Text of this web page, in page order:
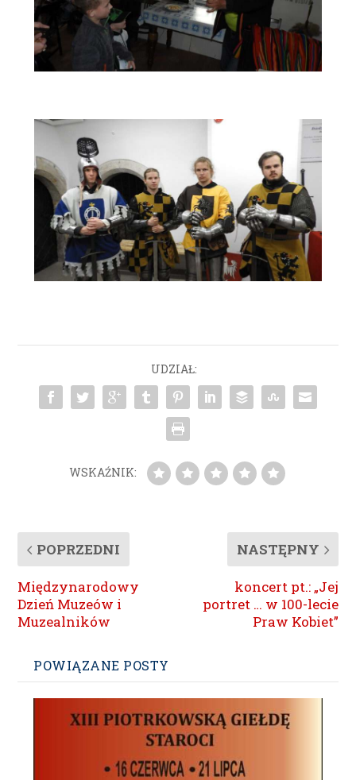
UDZIAŁ:
WSKAŹNIK:
POPRZEDNI
Międzynarodowy
Dzień Muzeów i
Muzealników
NASTĘPNY
koncert pt.: „Jej
portret … w 100-lecie
Praw Kobiet”
POWIĄZANE POSTY